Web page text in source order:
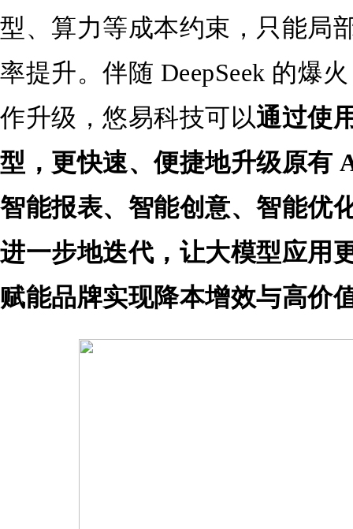
型、算力等成本约束，只能局
率提升。伴随 DeepSeek 的爆
作升级，悠易科技可以通过使
型，更快速、便捷地升级原有
智能报表、智能创意、智能优
进一步地迭代，让大模型应用
赋能品牌实现降本增效与高价